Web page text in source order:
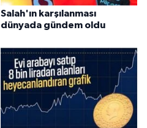
Salah'ın karşılanması
dünyada gündem oldu